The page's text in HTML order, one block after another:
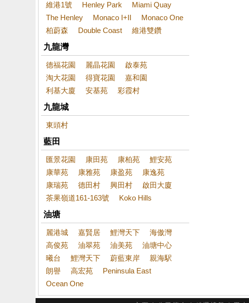
維港1號
Henley Park
Miami Quay
The Henley
Monaco I+II
Monaco One
柏蔚森
Double Coast 維港雙鑽
九龍灣
德福花園 麗晶花園
啟泰苑
淘大花園
得寶花園
嘉和園
利基大廈
安基苑 彩霞村
九龍城
東頭村
藍田
匯景花園 康田苑 康柏苑
鯉安苑
康華苑
康雅苑 康盈苑
康逸苑
康瑞苑
德田村 興田村
啟田大廈
茶果嶺道161-163號
Koko Hills
油塘
麗港城 嘉賢居 鯉灣天下
海傲灣
高俊苑
油翠苑 油美苑
油塘中心
曦台
鯉灣天下 蔚藍東岸
親海駅
朗譽
高宏苑
Peninsula East
Ocean One